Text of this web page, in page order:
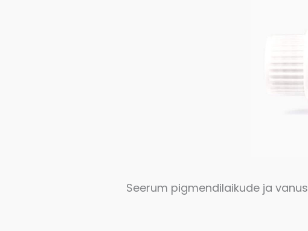
Seerum pigmendilaikude ja